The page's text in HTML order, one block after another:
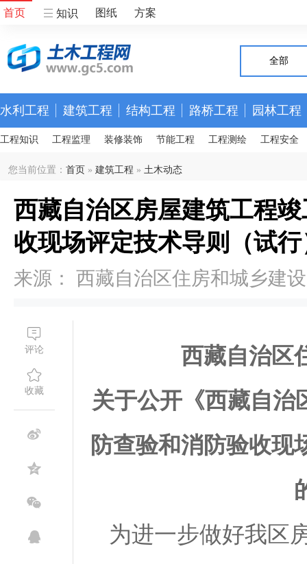
首页 知识 图纸 方案
全部
水利工程 建筑工程 结构工程 路桥工程 园林工程
工程知识 工程监理 装修装饰 节能工程 工程测绘 工程安全
您当前位置： 首页 » 建筑工程 » 土木动态
西藏自治区房屋建筑工程
收现场评定技术导则（试行
来源： 西藏自治区住房和城乡建
评论
收藏
西藏自治区
关于公开《西藏自治
防查验和消防验收现
为进一步做好我区